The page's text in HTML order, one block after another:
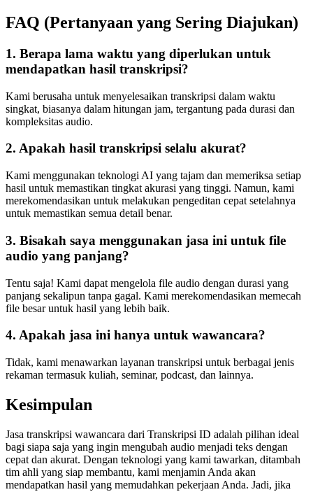
FAQ (Pertanyaan yang Sering Diajukan)
1. Berapa lama waktu yang diperlukan untuk
mendapatkan hasil transkripsi?
Kami berusaha untuk menyelesaikan transkripsi dalam waktu
singkat, biasanya dalam hitungan jam, tergantung pada durasi dan
kompleksitas audio.
2. Apakah hasil transkripsi selalu akurat?
Kami menggunakan teknologi AI yang tajam dan memeriksa setiap
hasil untuk memastikan tingkat akurasi yang tinggi. Namun, kami
merekomendasikan untuk melakukan pengeditan cepat setelahnya
untuk memastikan semua detail benar.
3. Bisakah saya menggunakan jasa ini untuk file
audio yang panjang?
Tentu saja! Kami dapat mengelola file audio dengan durasi yang
panjang sekalipun tanpa gagal. Kami merekomendasikan memecah
file besar untuk hasil yang lebih baik.
4. Apakah jasa ini hanya untuk wawancara?
Tidak, kami menawarkan layanan transkripsi untuk berbagai jenis
rekaman termasuk kuliah, seminar, podcast, dan lainnya.
Kesimpulan
Jasa transkripsi wawancara dari Transkripsi ID adalah pilihan ideal
bagi siapa saja yang ingin mengubah audio menjadi teks dengan
cepat dan akurat. Dengan teknologi yang kami tawarkan, ditambah
tim ahli yang siap membantu, kami menjamin Anda akan
mendapatkan hasil yang memudahkan pekerjaan Anda. Jadi, jika